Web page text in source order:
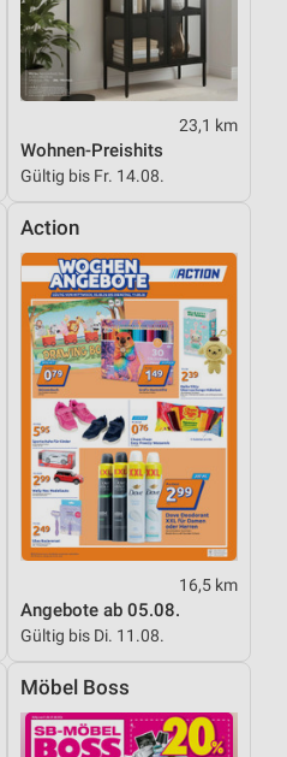
23,1 km
Wohnen-Preishits
Gültig bis Fr. 14.08.
Action
16,5 km
Angebote ab 05.08.
Gültig bis Di. 11.08.
Möbel Boss